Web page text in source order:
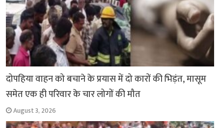
दोपहिया वाहन को बचाने के प्रयास में दो कारों की भिड़ंत, मासूम
समेत एक ही परिवार के चार लोगों की मौत
August 3, 2026